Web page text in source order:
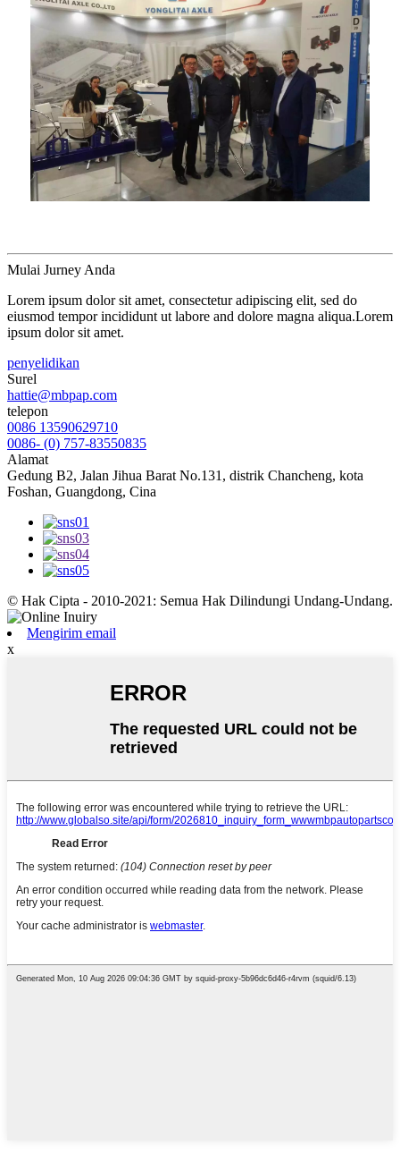
Mulai Jurney Anda
Lorem ipsum dolor sit amet, consectetur adipiscing elit, sed do
eiusmod tempor incididunt ut labore and dolore magna aliqua.Lorem
ipsum dolor sit amet.
penyelidikan
Surel
hattie@mbpap.com
telepon
0086 13590629710
0086- (0) 757-83550835
Alamat
Gedung B2, Jalan Jihua Barat No.131, distrik Chancheng, kota
Foshan, Guangdong, Cina
© Hak Cipta - 2010-2021: Semua Hak Dilindungi Undang-Undang.
Mengirim email
x